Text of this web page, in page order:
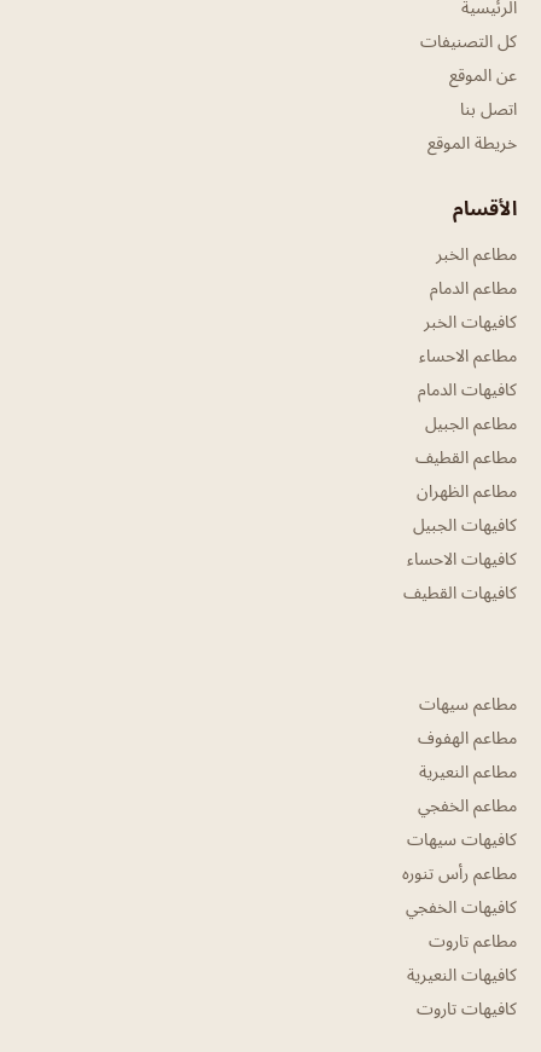
الرئيسية
كل التصنيفات
عن الموقع
اتصل بنا
خريطة الموقع
الأقسام
مطاعم الخبر
مطاعم الدمام
كافيهات الخبر
مطاعم الاحساء
كافيهات الدمام
مطاعم الجبيل
مطاعم القطيف
مطاعم الظهران
كافيهات الجبيل
كافيهات الاحساء
كافيهات القطيف
مطاعم سيهات
مطاعم الهفوف
مطاعم النعيرية
مطاعم الخفجي
كافيهات سيهات
مطاعم رأس تنوره
كافيهات الخفجي
مطاعم تاروت
كافيهات النعيرية
كافيهات تاروت